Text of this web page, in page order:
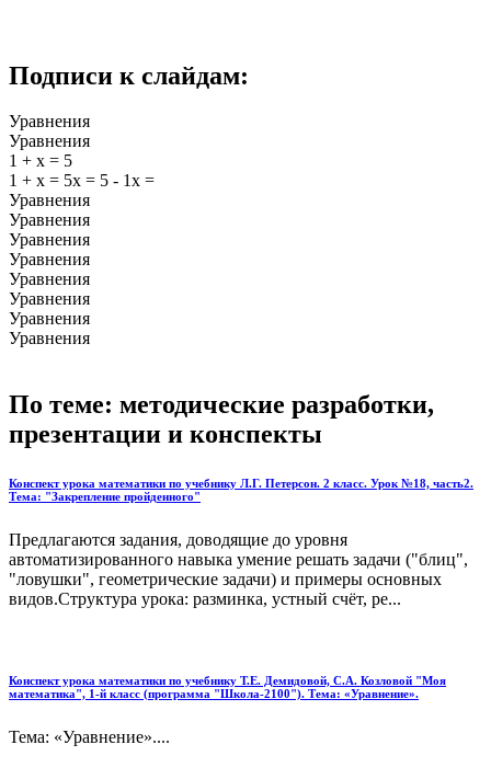
Подписи к слайдам:
Уравнения
Уравнения
1 + х = 5
1 + х = 5х = 5 - 1х =
Уравнения
Уравнения
Уравнения
Уравнения
Уравнения
Уравнения
Уравнения
Уравнения
По теме: методические разработки,
презентации и конспекты
Конспект урока математики по учебнику Л.Г. Петерсон. 2 класс. Урок №18, часть2.
Тема: "Закрепление пройденного"
Предлагаются задания, доводящие до уровня
автоматизированного навыка умение решать задачи ("блиц",
"ловушки", геометрические задачи) и примеры основных
видов.Структура урока: разминка, устный счёт, ре...
Конспект урока математики по учебнику Т.Е. Демидовой, С.А. Козловой "Моя
математика", 1-й класс (программа "Школа-2100"). Тема: «Уравнение».
Тема: «Уравнение»....